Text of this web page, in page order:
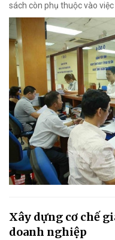
sách còn phụ thuộc vào
Xây dựng cơ chế
doanh nghiệp